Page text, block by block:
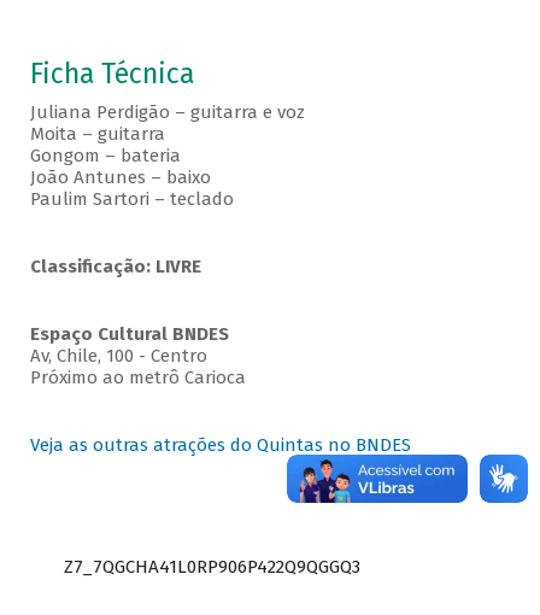
Ficha Técnica
Juliana Perdigão – guitarra e voz
Moita – guitarra
Gongom – bateria
João Antunes – baixo
Paulim Sartori – teclado
Classificação: LIVRE
Espaço Cultural BNDES
Av, Chile, 100 - Centro
Próximo ao metrô Carioca
Veja as outras atrações do Quintas no BNDES
Z7_7QGCHA41L0RP906P422Q9QGGQ3